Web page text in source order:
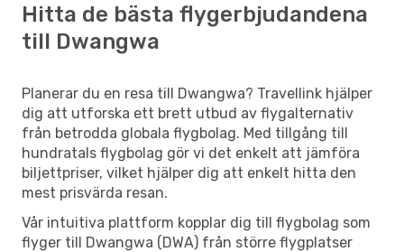
Hitta de bästa flygerbjudandena
till Dwangwa
Planerar du en resa till Dwangwa? Travellink hjälper
dig att utforska ett brett utbud av flygalternativ
från betrodda globala flygbolag. Med tillgång till
hundratals flygbolag gör vi det enkelt att jämföra
biljettpriser, vilket hjälper dig att enkelt hitta den
mest prisvärda resan.
Vår intuitiva plattform kopplar dig till flygbolag som
flyger till Dwangwa (DWA) från större flygplatser